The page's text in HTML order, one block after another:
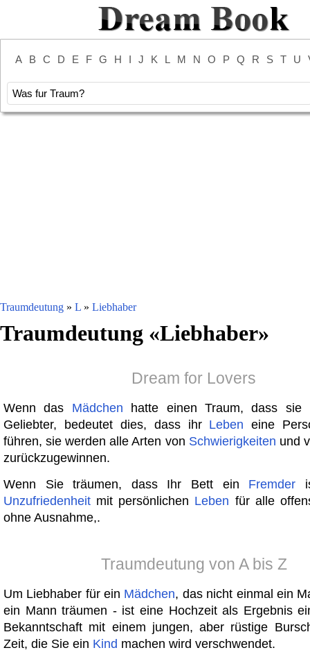
A B C D E F G H I J K L M N O P Q R S T U
Traumdeutung » L » Liebhaber
Traumdeutung «Liebhaber»
Dream for Lovers
Wenn das Mädchen hatte einen Traum, dass sie
Geliebter, bedeutet dies, dass ihr Leben eine
führen, sie werden alle Arten von Schwierigkeiten und
zurückzugewinnen.
Wenn Sie träumen, dass Ihr Bett ein Fremder
Unzufriedenheit mit persönlichen Leben für alle
ohne Ausnahme,.
Traumdeutung von A bis Z
Um Liebhaber für ein Mädchen, das nicht einmal ein
ein Mann träumen - ist eine Hochzeit als Ergebnis
Bekanntschaft mit einem jungen, aber rüstige
Zeit, die Sie ein Kind machen wird verschwendet.